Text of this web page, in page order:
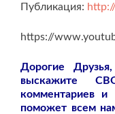
Публикация:
https://
Дорогие
выскажите
комментариев
поможет всем